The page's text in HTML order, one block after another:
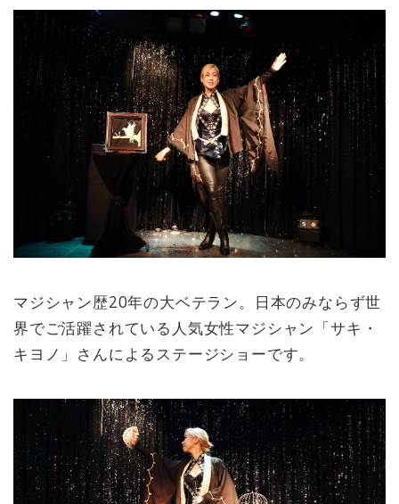
マジシャン歴20年の大ベテラン。日本のみならず世
界でご活躍されている人気女性マジシャン「サキ・
キヨノ」さんによるステージショーです。